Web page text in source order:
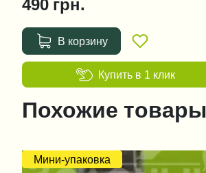
490 грн.
В корзину
Купить в 1 клик
Похожие товары
Мини-упаковка